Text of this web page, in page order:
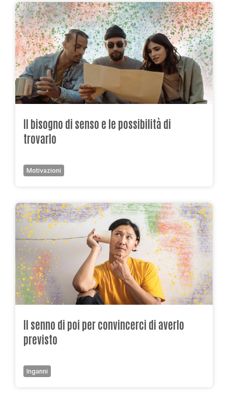
Il bisogno di senso e le possibilità di
trovarlo
Motivazioni
Il senno di poi per convincerci di averlo
previsto
Inganni